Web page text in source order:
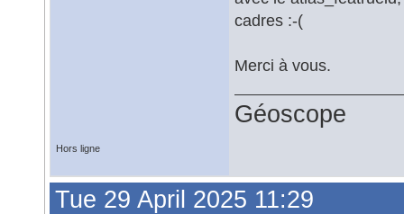
cadres :-(
Merci à vous.
Géoscope
Hors ligne
Tue 29 April 2025 11:29